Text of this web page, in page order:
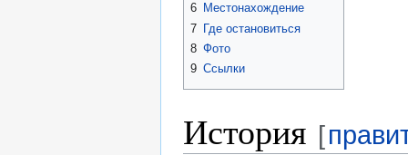
6 Местонахождение
7 Где остановиться
8 Фото
9 Ссылки
История [